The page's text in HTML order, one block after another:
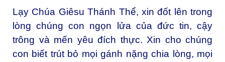
Lạy Chúa Giêsu Thánh Thể, xin đốt lên trong
lòng chúng con ngọn lửa của đức tin, cậy
trông và mến yêu đích thực. Xin cho chúng
con biết trút bỏ mọi gánh nặng chia lòng, mọi